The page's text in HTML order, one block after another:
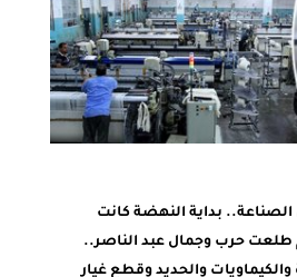
بداية النهضة كانت
طلعت حرب وجمال عبد الناصر..
والحديد وقطع غيار